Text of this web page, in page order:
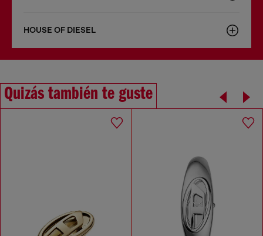
HOUSE OF DIESEL
Quizás también te guste